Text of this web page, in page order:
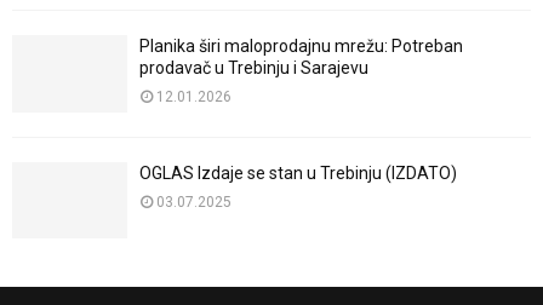
Planika širi maloprodajnu mrežu: Potreban
prodavač u Trebinju i Sarajevu
12.01.2026
OGLAS Izdaje se stan u Trebinju (IZDATO)
03.07.2025